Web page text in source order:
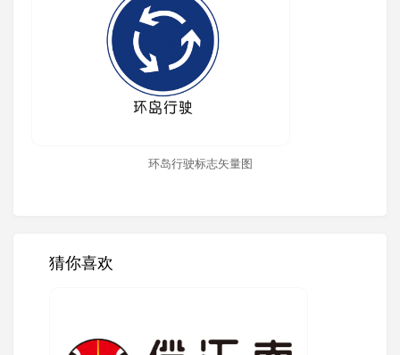
环岛行驶标志矢量图
猜你喜欢